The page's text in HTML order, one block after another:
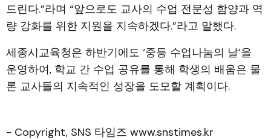
드린다.”라며 “앞으로도 교사의 수업 전문성 함양과 역
량 강화를 위한 지원을 지속하겠다.”라고 말했다.
세종시교육청은 하반기에도 ‘중등 수업나눔의 날’을
운영하여, 학교 간 수업 공유를 통해 학생의 배움은 물
론 교사들의 지속적인 성장을 도모할 계획이다.
- Copyright, SNS 타임즈 www.snstimes.kr